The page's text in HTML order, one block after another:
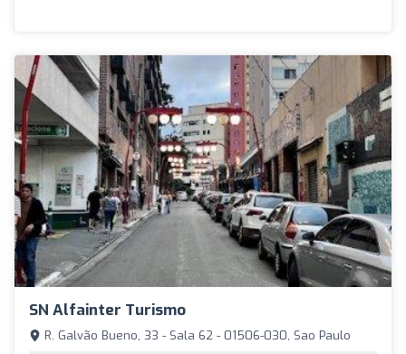
SN Alfainter Turismo
R. Galvão Bueno, 33 - Sala 62 - 01506-030, Sao Paulo